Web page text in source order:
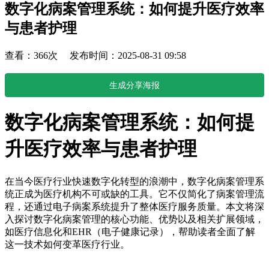
数字化病案管理系统：如何提升医疗效率
与患者护理
查看：366次 发布时间：2025-08-31 09:58
生成分享海报
数字化病案管理系统：如何提
升医疗效率与患者护理
在当今医疗行业快速数字化转型的浪潮中，数字化病案管理系
统正成为医疗机构不可或缺的工具。它不仅简化了病案管理流
程，还通过电子病案系统提升了整体医疗服务质量。本文将深
入探讨数字化病案管理的核心功能、优势以及相关扩展领域，
如医疗信息化和EHR（电子健康记录），帮助读者全面了解
这一技术如何变革医疗行业。